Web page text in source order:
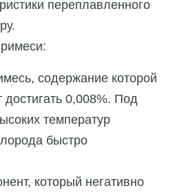
переплавленного
содержание которой
достигать 0,008%. Под
температур
быстро
который негативно